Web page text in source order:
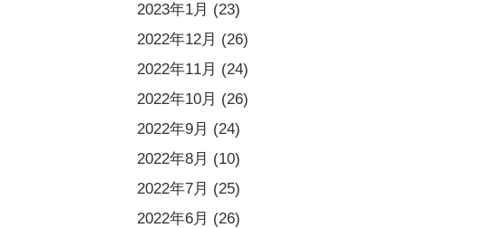
2023年1月 (23)
2022年12月 (26)
2022年11月 (24)
2022年10月 (26)
2022年9月 (24)
2022年8月 (10)
2022年7月 (25)
2022年6月 (26)